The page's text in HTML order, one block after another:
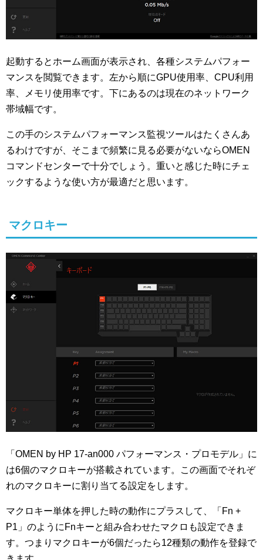
起動するとホーム画面が表示され、各種システムパフォー
マンスを閲覧できます。左から順にGPU使用率、CPU利用
率、メモリ使用率です。下にあるのは現在のネットワーク
帯域幅です。
この手のシステムパフォーマンス監視ツールはたくさんあ
るわけですが、そこまで頻繁に見る必要がないならOMEN
コマンドセンターで十分でしょう。重いと感じた時にチェ
ックするような使い方が最適だと思います。
マクロキー
「OMEN by HP 17-an000 パフォーマンス・プロモデル」に
は6個のマクロキーが搭載されています。この画面でそれぞ
れのマクロキーに割り当てる設定をします。
マクロキー単体を押した時の動作にプラスして、「Fn +
P1」のようにFnキーと組み合わせたマクロも設定できま
す。つまりマクロキーが6個だったら12種類の動作を登録で